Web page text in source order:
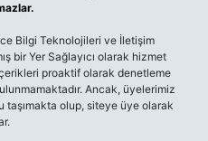
Bilgi Teknolojileri ve İletişim
bir Yer Sağlayıcı olarak hizmet
proaktif olarak denetleme
Ancak, üyelerimiz
taşımakta olup, siteye üye olarak